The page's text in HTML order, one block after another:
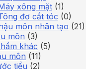
xông mặt (1)
đơ cắt tóc (0)
môn nhân tạo (21)
môn (3)
khác (5)
môn (11)
tiểu (2)